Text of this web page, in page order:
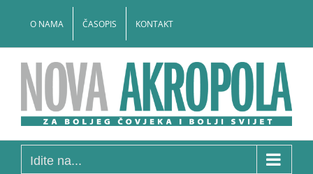
O NAMA ČASOPIS KONTAKT
Idite na...